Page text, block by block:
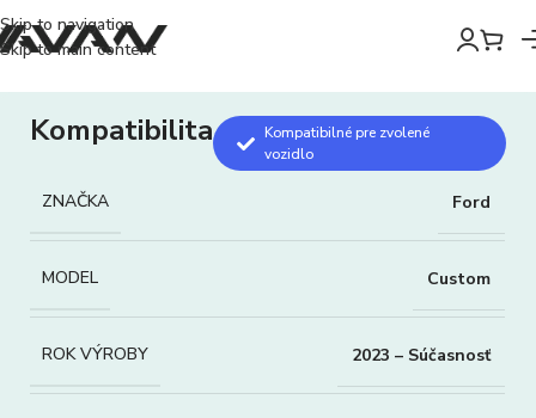
Skip to navigation
Skip to main content
Kompatibilita
Kompatibilné pre zvolené
vozidlo
ZNAČKA Ford
MODEL Custom
ROK VÝROBY 2023 – Súčasnosť